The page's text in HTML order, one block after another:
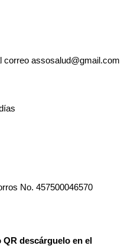
correo assosalud@gmail.com
No. 457500046570
QR descárguelo en el